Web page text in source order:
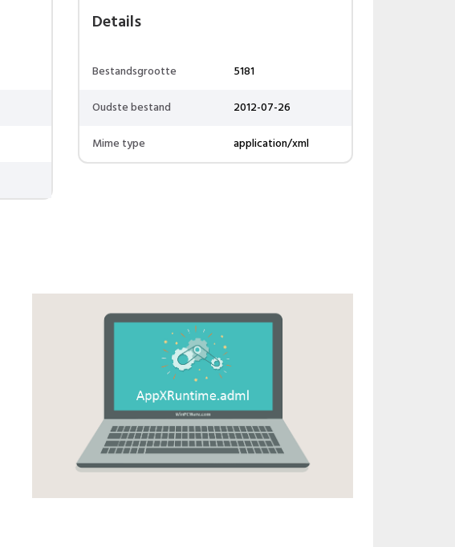
Details
Bestandsgrootte
5181
Oudste bestand
2012-07-26
Mime type
application/xml